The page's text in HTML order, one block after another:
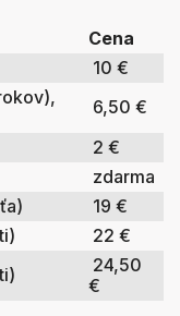
Cena
10 €
6,50 €
2 €
zdarma
19 €
22 €
24,50
€